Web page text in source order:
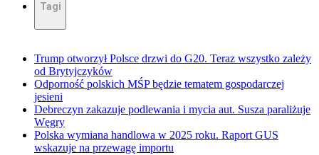
Tagi
Trump otworzył Polsce drzwi do G20. Teraz wszystko zależy
od Brytyjczyków
Odporność polskich MŚP będzie tematem gospodarczej
jesieni
Debreczyn zakazuje podlewania i mycia aut. Susza paraliżuje
Węgry
Polska wymiana handlowa w 2025 roku. Raport GUS
wskazuje na przewagę importu